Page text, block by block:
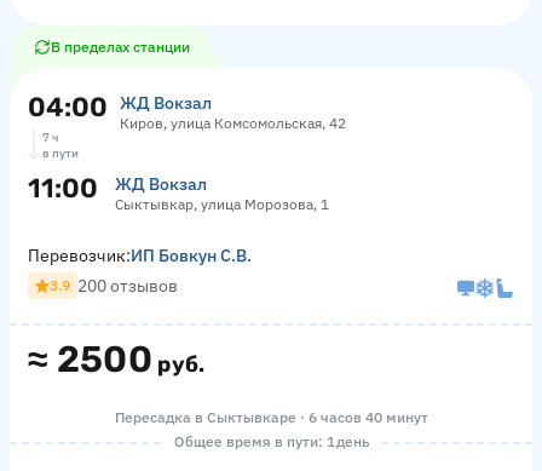
В пределах станции
04:00 ЖД Вокзал
Киров, улица Комсомольская, 42
7 ч
в пути
11:00 ЖД Вокзал
Сыктывкар, улица Морозова, 1
≈ 2500 руб.
Перевозчик:ИП Бовкун С.В.
3.9 200 отзывов
Пересадка в Сыктывкаре · 6 часов 40 минут
Общее время в пути: 1 день